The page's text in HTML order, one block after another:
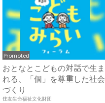
Promoted
おとなとこどもの対話で生ま
れる、「個」を尊重した社会
づくり
住友生命福祉文化財団